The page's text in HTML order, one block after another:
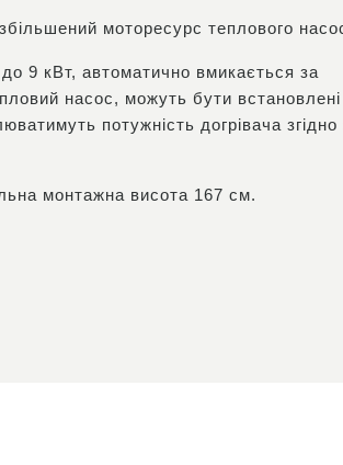
моторесурс теплового
9 кВт, автоматично вмикається за
насос, можуть бути
потужність догрівача згідно
монтажна висота 167 см.